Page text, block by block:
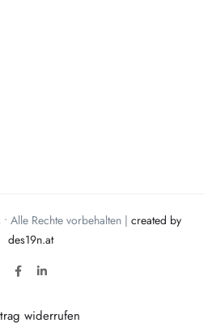
Alle Rechte vorbehalten | created by
des19n.at
widerrufen